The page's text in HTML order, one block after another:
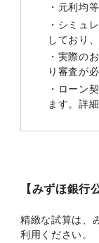
・元利均
・シミュ
しており
・実際の
り審査が
・ローン
ます。詳
【みずほ銀行
精緻な試算は、
利用ください。